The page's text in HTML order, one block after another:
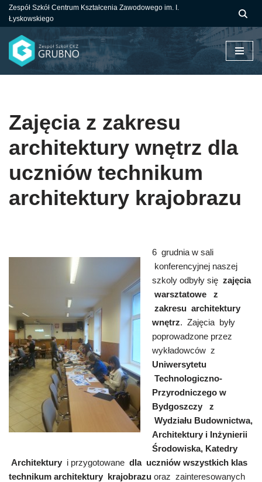
do
treści
Zespół Szkół Centrum Kształcenia Zawodowego im. I.
Łyskowskiego
Zajęcia z zakresu
architektury wnętrz dla
uczniów technikum
architektury krajobrazu
6 grudnia w sali
konferencyjnej naszej
szkoly odbyły się zajęcia
warsztatowe z
zakresu architektury
wnętrz. Zajęcia były
poprowadzone przez
wykładowców z
Uniwersytetu
Technologiczno-
Przyrodniczego w
Bydgoszczy z
Wydziału Budownictwa,
Architektury i Inżynierii
Środowiska, Katedry
Architektury i przygotowane dla uczniów wszystkich klas
technikum architektury krajobrazu oraz zainteresowanych